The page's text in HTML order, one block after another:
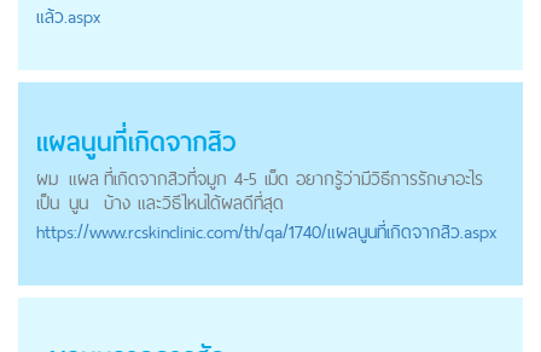
แล้ว.aspx
แผลนูนที่เกิดจากสิว
ผม
เป็น
แผล
นูน
ที่เกิดจากสิวที่จมูก 4-5 เม็ด อยากรู้ว่ามีวิธีการรักษาอะไร
บ้าง และวิธีไหนได้ผลดีที่สุด
https://www.rcskinclinic.com/th/qa/1740/แผลนูนที่เกิดจากสิว.aspx